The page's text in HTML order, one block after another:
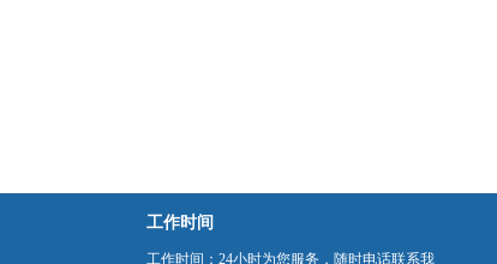
工作时间
工作时间：24小时为您服务，随时电话联系我